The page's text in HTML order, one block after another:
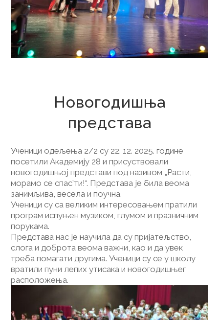
Новогодишња
представа
Ученици одељења 2/2 су 22. 12. 2025. године
посетили Академију 28 и присуствовали
новогодишњој представи под називом „Расти,
морамо се спас’ти!“. Представа је била веома
занимљива, весела и поучна.
Ученици су са великим интересовањем пратили
програм испуњен музиком, глумом и празничним
порукама.
Представа нас је научила да су пријатељство,
слога и доброта веома важни, као и да увек
треба помагати другима. Ученици су се у школу
вратили пуни лепих утисака и новогодишњег
расположења.